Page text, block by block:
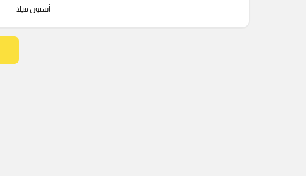
أستون فيلا